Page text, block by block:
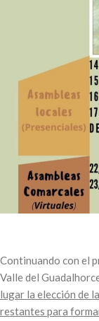
Continuando con el
Valle del
lugar la elección de
restantes para